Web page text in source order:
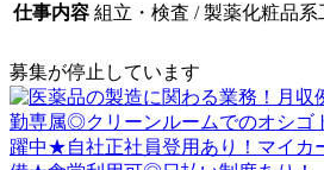
仕事内容 組立・検査 / 製薬化粧品系
募集が停止しています